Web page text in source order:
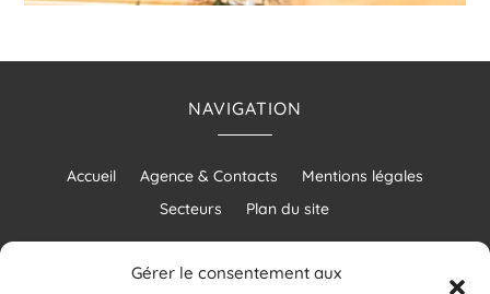
Gérer le consentement aux
NAVIGATION
Accueil Agence & Contacts
Mentions légales
Secteurs
Plan du site